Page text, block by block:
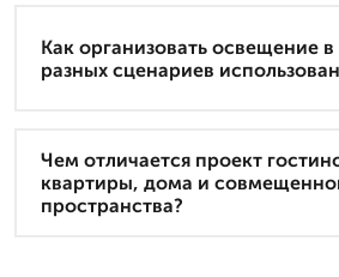
Как организовать освещение
разных сценариев
Чем отличается проект
квартиры, дома и
пространства?